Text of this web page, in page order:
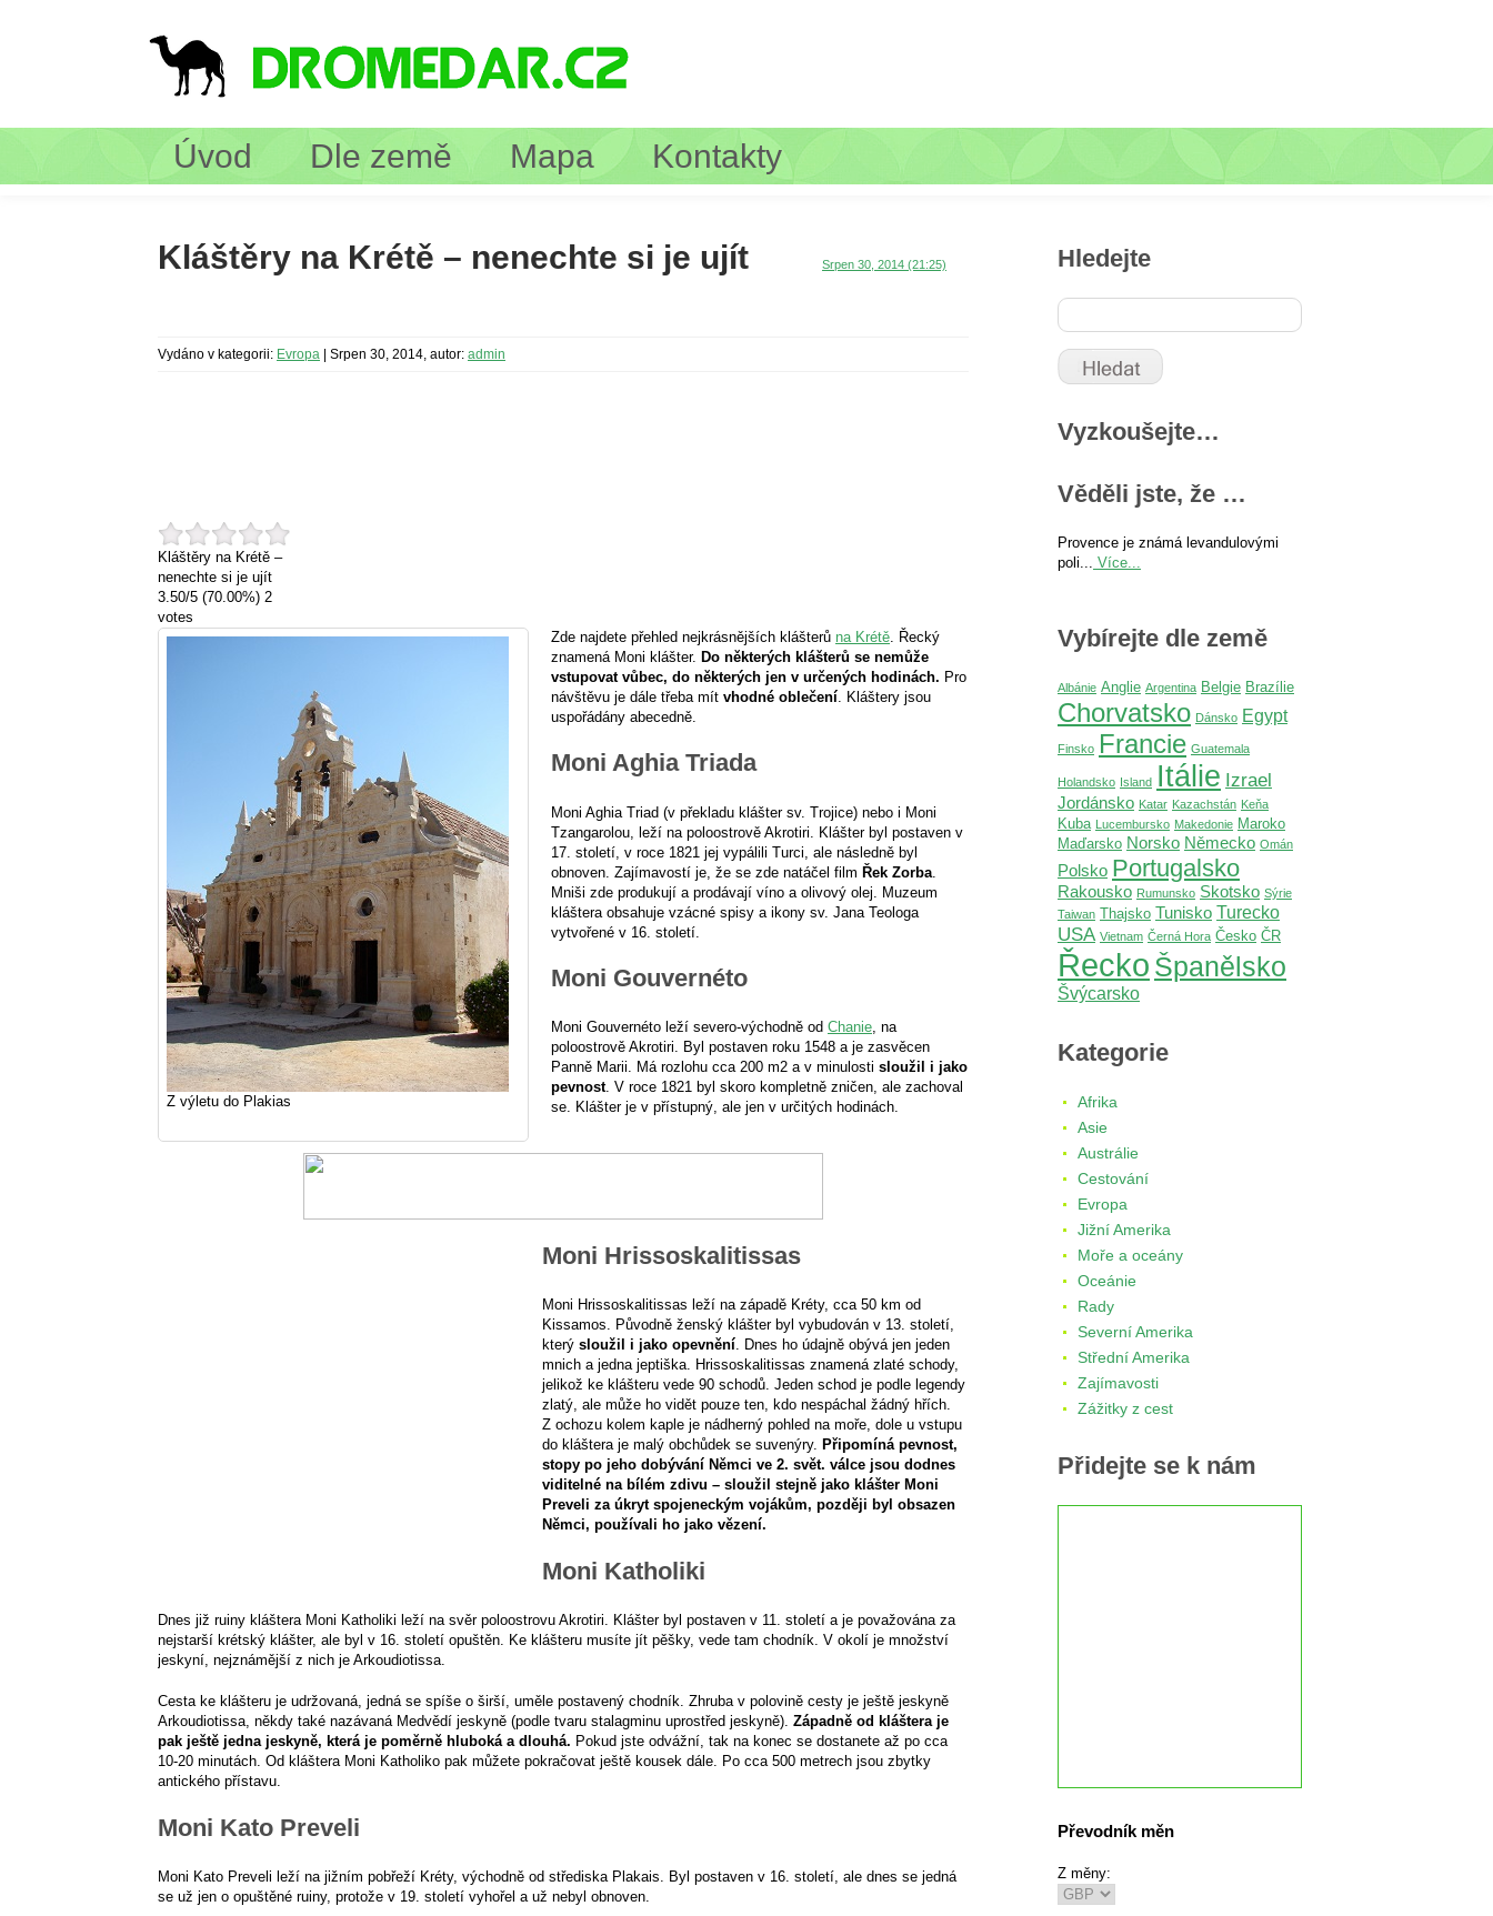
Úvod Dle země Mapa Kontakty
Kláštěry na Krétě – nenechte si je ujít
Vydáno v kategorii: Evropa Srpen 30, 2014, autor: admin
Kláštěry na Krétě –
nenechte si je ujít
3.50/5 (70.00%) 2
votes
Z výletu do Plakias
Zde najdete přehled nejkrásnějších klášterů na Krétě . Řecký
znamená Moni klášter. Do některých klášterů se nemůže
vstupovat vůbec, do některých jen v určených hodinách. Pro
návštěvu je dále třeba mít vhodné oblečení . Kláštery jsou
uspořádány abecedně.
Moni Aghia Triada
Moni Aghia Triad (v překladu klášter sv. Trojice) nebo i Moni
Tzangarolou, leží na poloostrově Akrotiri. Klášter byl postaven v
17. století, v roce 1821 jej vypálili Turci, ale následně byl
obnoven. Zajímavostí je, že se zde natáčel film Řek Zorba
Mniši zde produkují a prodávají víno a olivový olej. Muzeum
kláštera obsahuje vzácné spisy a ikony sv. Jana Teologa
vytvořené v 16. století.
Moni Gouvernéto
Moni Gouvernéto leží severo-východně od Chanie, na
poloostrově Akrotiri. Byl postaven roku 1548 a je zasvěcen
Panně Marii. Má rozlohu cca 200 m2 a v minulosti sloužil i jako
pevnost. V roce 1821 byl skoro kompletně zničen, ale zachoval
se. Klášter je v přístupný, ale jen v určitých hodinách.
Moni Hrissoskalitissas
Moni Hrissoskalitissas leží na západě Kréty, cca 50 km od
Kissamos. Původně ženský klášter byl vybudován v 13. století,
který sloužil i jako opevnění. Dnes ho údajně obývá jen jeden
mnich a jedna jeptiška. Hrissoskalitissas znamená zlaté schody,
jelikož ke klášteru vede 90 schodů. Jeden schod je podle legendy
zlatý, ale může ho vidět pouze ten, kdo nespáchal žádný hřích.
Z ochozu kolem kaple je nádherný pohled na moře, dole u vstupu
do kláštera je malý obchůdek se suvenýry. Připomíná pevnost,
stopy po jeho dobývání Němci ve 2. svět. válce jsou dodnes
viditelné na bílém zdivu – sloužil stejně jako klášter Moni
Preveli za úkryt spojeneckým vojákům, později byl obsazen
Němci, používali ho jako vězení.
Moni Katholiki
Dnes již ruiny kláštera Moni Katholiki leží na svěr poloostrovu Akrotiri. Klášter byl postaven v 11. století a je považována za
nejstarší krétský klášter, ale byl v 16. století opuštěn. Ke klášteru musíte jít pěšky, vede tam chodník. V okolí je množství
jeskyní, nejznámější z nich je Arkoudiotissa.
Cesta ke klášteru je udržovaná, jedná se spíše o širší, uměle postavený chodník. Zhruba v polovině cesty je ještě jeskyně
Arkoudiotissa, někdy také nazávaná Medvědí jeskyně (podle tvaru stalagminu uprostřed jeskyně). Západně od kláštera je
pak ještě jedna jeskyně, která je poměrně hluboká a dlouhá. Pokud jste odvážní, tak na konec se dostanete až po cca
10-20 minutách. Od kláštera Moni Katholiko pak můžete pokračovat ještě kousek dále. Po cca 500 metrech jsou zbytky
antického přístavu.
Moni Kato Preveli
Moni Kato Preveli leží na jižním pobřeží Kréty, východně od střediska Plakais. Byl postaven v 16. století, ale dnes se jedná
se už jen o opuštěné ruiny, protože v 19. století vyhořel a už nebyl obnoven.
Srpen 30, 2014 (21:25) Hledejte
Vyzkoušejte…
Věděli jste, že …
Provence je známá levandulovými
poli... Více...
Vybírejte dle země
Albánie Anglie Argentina Belgie Brazílie
Chorvatsko Dánsko Egypt
Finsko Francie Guatemala
Holandsko Island Itálie Izrael
Jordánsko Katar Kazachstán Keňa
Kuba Lucembursko Makedonie Maroko
Maďarsko Norsko Německo Omán
Polsko Portugalsko
Rakousko Rumunsko Skotsko Sýrie
Taiwan Thajsko Tunisko Turecko
USA Vietnam Černá Hora Česko ČR
Řecko Španělsko
Švýcarsko
Kategorie
Afrika
Asie
Austrálie
Cestování
Evropa
Jižní Amerika
Moře a oceány
Oceánie
Rady
Severní Amerika
Střední Amerika
Zajímavosti
Zážitky z cest
Přidejte se k nám
Převodník měn
Z měny: